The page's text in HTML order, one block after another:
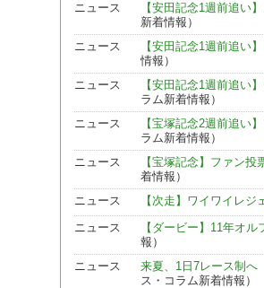
ニュース 【安田記念1週前追い
新着情報）
ニュース 【安田記念1週前追い
情報）
ニュース 【安田記念1週前追い
ラム新着情報）
ニュース 【宝塚記念2週前追い
ラム新着情報）
ニュース 【宝塚記念】ファン
着情報）
ニュース 【次走】ワイワイレ
ニュース 【ダービー】11年オ
報）
ニュース 来夏、1日7レース制
ス・コラム新着情報）